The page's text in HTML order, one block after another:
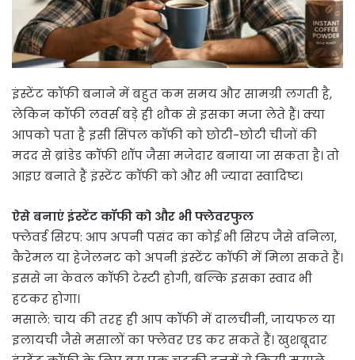
इंस्टेंट कॉफी बनाने में बहुत कम समय और सामग्री लगती है,
लेकिन कॉफी लवर्स बड़े ही शौक से इसका मजा लेते हैं। क्या
आपको पता है इसी सिंपल कॉफी को छोटी-छोटी चीजों की
मदद से ब्रांडेड कॉफी शॉप जैसा मजेदार बनाया जा सकता है। तो
आइए बनाते हैं इंस्टेंट कॉफी को और भी ज्यादा स्वादिष्ट।
ऐसे बनाएं इंस्टेंट कॉफी को और भी फ्लेवरफुल
फ्लेवर्ड सिरप: आप अपनी पसंद का कोई भी सिरप जैसे वनिला,
कैरेमल या हेजेलनट को अपनी इंस्टेंट कॉफी में मिला सकते हैं।
इससे ना केवल कॉफी टेस्टी होगी, बल्कि इसका स्वाद भी
हटकर होगा।
मसाले: चाय की तरह ही आप कॉफी में दालचीनी, जायफल या
इलायची जैसे मसालों का फ्लेवर एड कर सकते हैं। खुशबूदार